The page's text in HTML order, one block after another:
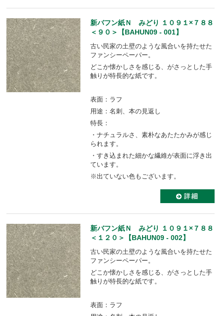
新バフン紙Ｎ みどり １０９１×７８８
＜９０＞【BAHUN09 - 001】
古い民家の土壁のような風合いを持たせた
ファンシーペーパー。
どこか懐かしさを感じる、がさっとした手
触りが特長的な紙です。
表面：ラフ
用途：名刺、本の見返し
特長：
・ナチュラルさ、素朴なあたたかみが感じ
られます。
・すき込まれた細かな繊維が表面に浮き出
ています。
※出ていない色もございます。
新バフン紙Ｎ みどり １０９１×７８８
＜１２０＞【BAHUN09 - 002】
古い民家の土壁のような風合いを持たせた
ファンシーペーパー。
どこか懐かしさを感じる、がさっとした手
触りが特長的な紙です。
表面：ラフ